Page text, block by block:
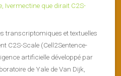
Ivermectine que dirait C2S-
transcriptomiques et textuelles
C2S-Scale (Cell2Sentence-
artificielle développé par
de Yale de Van Dijk,